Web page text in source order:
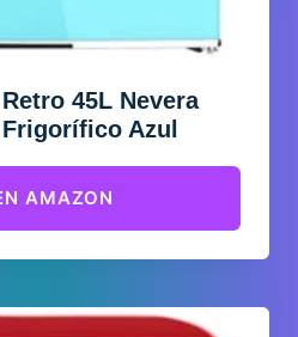
45L Nevera
Azul
AMAZON